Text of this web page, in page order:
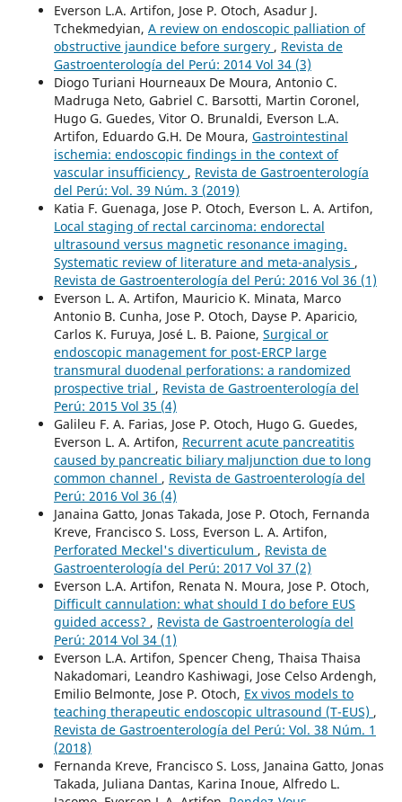
Everson L.A. Artifon, Jose P. Otoch, Asadur J.
Tchekmedyian, A review on endoscopic palliation of
obstructive jaundice before surgery , Revista de
Gastroenterología del Perú: 2014 Vol 34 (3)
Diogo Turiani Hourneaux De Moura, Antonio C.
Madruga Neto, Gabriel C. Barsotti, Martin Coronel,
Hugo G. Guedes, Vitor O. Brunaldi, Everson L.A.
Artifon, Eduardo G.H. De Moura, Gastrointestinal
ischemia: endoscopic findings in the context of
vascular insufficiency , Revista de Gastroenterología
del Perú: Vol. 39 Núm. 3 (2019)
Katia F. Guenaga, Jose P. Otoch, Everson L. A. Artifon,
Local staging of rectal carcinoma: endorectal
ultrasound versus magnetic resonance imaging.
Systematic review of literature and meta-analysis ,
Revista de Gastroenterología del Perú: 2016 Vol 36 (1)
Everson L. A. Artifon, Mauricio K. Minata, Marco
Antonio B. Cunha, Jose P. Otoch, Dayse P. Aparicio,
Carlos K. Furuya, José L. B. Paione, Surgical or
endoscopic management for post-ERCP large
transmural duodenal perforations: a randomized
prospective trial , Revista de Gastroenterología del
Perú: 2015 Vol 35 (4)
Galileu F. A. Farias, Jose P. Otoch, Hugo G. Guedes,
Everson L. A. Artifon, Recurrent acute pancreatitis
caused by pancreatic biliary maljunction due to long
common channel , Revista de Gastroenterología del
Perú: 2016 Vol 36 (4)
Janaina Gatto, Jonas Takada, Jose P. Otoch, Fernanda
Kreve, Francisco S. Loss, Everson L. A. Artifon,
Perforated Meckel's diverticulum , Revista de
Gastroenterología del Perú: 2017 Vol 37 (2)
Everson L.A. Artifon, Renata N. Moura, Jose P. Otoch,
Difficult cannulation: what should I do before EUS
guided access? , Revista de Gastroenterología del
Perú: 2014 Vol 34 (1)
Everson L.A. Artifon, Spencer Cheng, Thaisa Thaisa
Nakadomari, Leandro Kashiwagi, Jose Celso Ardengh,
Emilio Belmonte, Jose P. Otoch, Ex vivos models to
teaching therapeutic endoscopic ultrasound (T-EUS) ,
Revista de Gastroenterología del Perú: Vol. 38 Núm. 1
(2018)
Fernanda Kreve, Francisco S. Loss, Janaina Gatto, Jonas
Takada, Juliana Dantas, Karina Inoue, Alfredo L.